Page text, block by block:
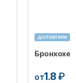
доставляем
от1.8₽